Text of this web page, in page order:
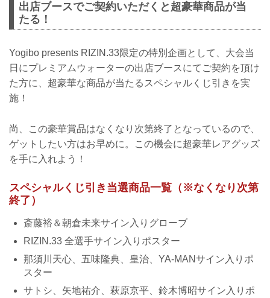
出店ブースでご契約いただくと超豪華商品が当
たる！
Yogibo presents RIZIN.33限定の特別企画として、大会当
日にプレミアムウォーターの出店ブースにてご契約を頂け
た方に、超豪華な商品が当たるスペシャルくじ引きを実
施！
尚、この豪華賞品はなくなり次第終了となっているので、
ゲットしたい方はお早めに。この機会に超豪華レアグッズ
を手に入れよう！
スペシャルくじ引き当選商品一覧（※なくなり次第
終了）
斎藤裕＆朝倉未来サイン入りグローブ
RIZIN.33 全選手サイン入りポスター
那須川天心、五味隆典、皇治、YA-MANサイン入りポ
スター
サトシ、矢地祐介、萩原京平、鈴木博昭サイン入りポ